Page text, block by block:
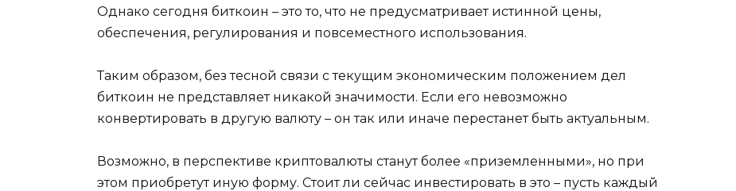
Однако сегодня биткоин – это то, что не предусматривает истинной цены,
обеспечения, регулирования и повсеместного использования.
Таким образом, без тесной связи с текущим экономическим положением дел
биткоин не представляет никакой значимости. Если его невозможно
конвертировать в другую валюту – он так или иначе перестанет быть актуальным.
Возможно, в перспективе криптовалюты станут более «приземленными», но при
этом приобретут иную форму. Стоит ли сейчас инвестировать в это – пусть каждый